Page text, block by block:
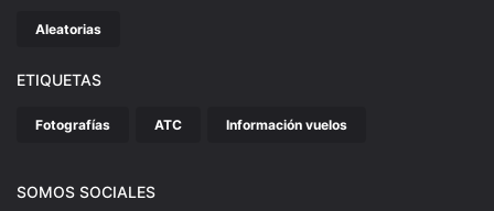
Aleatorias
ETIQUETAS
Fotografías ATC Información vuelos
SOMOS SOCIALES